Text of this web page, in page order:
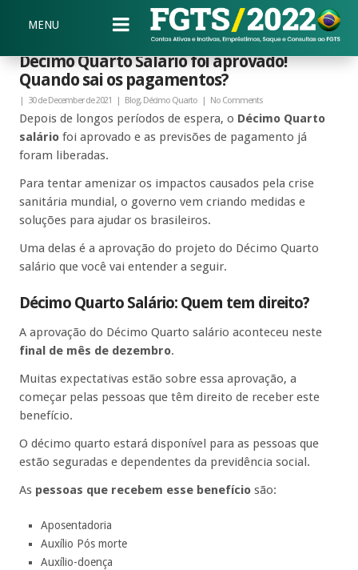
MENU
Décimo Quarto Salário foi aprovado!
Quando sai os pagamentos?
30 de December de 2021 Blog, Décimo Quarto No Comments
Depois de longos períodos de espera, o Décimo Quarto
saláriofoi aprovado e as previsões de pagamento já
foram liberadas.
Para tentar amenizar os impactos causados pela crise
sanitária mundial, o governo vem criando medidas e
soluções para ajudar os brasileiros.
Uma delas é a aprovação do projeto do Décimo Quarto
salário que você vai entender a seguir.
Décimo Quarto Salário: Quem tem direito?
A aprovação do Décimo Quarto salário aconteceu neste
final de mês de dezembro.
Muitas expectativas estão sobre essa aprovação, a
começar pelas pessoas que têm direito de receber este
benefício.
O décimo quarto estará disponível para as pessoas que
estão seguradas e dependentes da previdência social.
As pessoas que recebem esse benefíciosão:
Aposentadoria
Auxílio Pós morte
Auxílio-doença